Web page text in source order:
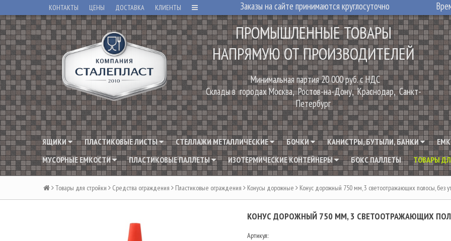
КОНТАКТЫ ЦЕНЫ ДОСТАВКА КЛИЕНТЫ Заказы на сайте принимаются круглосуточно
ПРОМЫШЛЕННЫЕ ТОВАРЫ
НАПРЯМУЮ ОТ ПРОИЗВОДИТЕЛЕЙ
Минимальная партия 20 000 руб. с НДС
Склады в городах Москва, Ростов-на-Дону, Краснодар, Санкт-
Петербург
ЯЩИКИ ПЛАСТИКОВЫЕ ЛИСТЫ СТЕЛЛАЖИ МЕТАЛЛИЧЕСКИЕ БОЧКИ КАНИСТРЫ, БУТЫЛИ, БАНКИ
МУСОРНЫЕ ЕМКОСТИ
ПЛАСТИКОВЫЕ ПАЛЛЕТЫ ИЗОТЕРМИЧЕСКИЕ КОНТЕЙНЕРЫ БОКС ПАЛЛЕТЫ ТОВАРЫ
Товары для стройки Средства ограждения Пластиковые ограждения Конусы дорожные Конус дорожный 750 мм, 3 светоотражающих полосы, без
КОНУС ДОРОЖНЫЙ 750 ММ, 3 СВЕТООТРАЖАЮЩИХ
Артикул: